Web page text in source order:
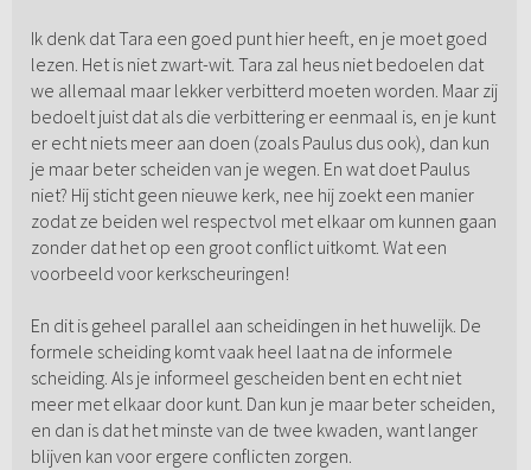
Ik denk dat Tara een goed punt hier heeft, en je moet goed
lezen. Het is niet zwart-wit. Tara zal heus niet bedoelen dat
we allemaal maar lekker verbitterd moeten worden. Maar zij
bedoelt juist dat als die verbittering er eenmaal is, en je kunt
er echt niets meer aan doen (zoals Paulus dus ook), dan kun
je maar beter scheiden van je wegen. En wat doet Paulus
niet? Hij sticht geen nieuwe kerk, nee hij zoekt een manier
zodat ze beiden wel respectvol met elkaar om kunnen gaan
zonder dat het op een groot conflict uitkomt. Wat een
voorbeeld voor kerkscheuringen!
En dit is geheel parallel aan scheidingen in het huwelijk. De
formele scheiding komt vaak heel laat na de informele
scheiding. Als je informeel gescheiden bent en echt niet
meer met elkaar door kunt. Dan kun je maar beter scheiden,
en dan is dat het minste van de twee kwaden, want langer
blijven kan voor ergere conflicten zorgen.